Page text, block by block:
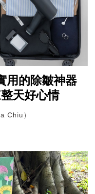
用的除皺神器
天好心情
Chiu）